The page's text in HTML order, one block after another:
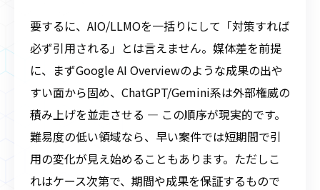
要するに、AIO/LLMOを一括りにして「対策すれば
必ず引用される」とは言えません。媒体差を前提
に、まずGoogle AI Overviewのような成果の出や
すい面から固め、ChatGPT/Gemini系は外部権威の
積み上げを並走させる ― この順序が現実的です。
難易度の低い領域なら、早い案件では短期間で引
用の変化が見え始めることもあります。ただしこ
れはケース次第で、期間や成果を保証するもので